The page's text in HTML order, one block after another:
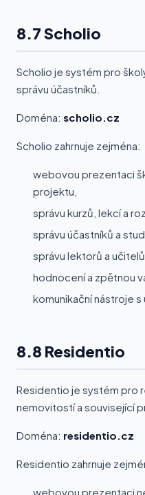
8.7 Scholio
Scholio je systém pro
správu účastníků.
Doména: scholio.cz
Scholio zahrnuje zejména:
webovou prezentaci
projektu,
správu kurzů, lekcí a
správu účastníků a
správu lektorů a učitelů,
hodnocení a zpětnou
komunikační nástroje s
8.8 Residentio
Residentio je systém pro
nemovitostí a související
Doména: residentio.cz
Residentio zahrnuje
webovou prezentaci